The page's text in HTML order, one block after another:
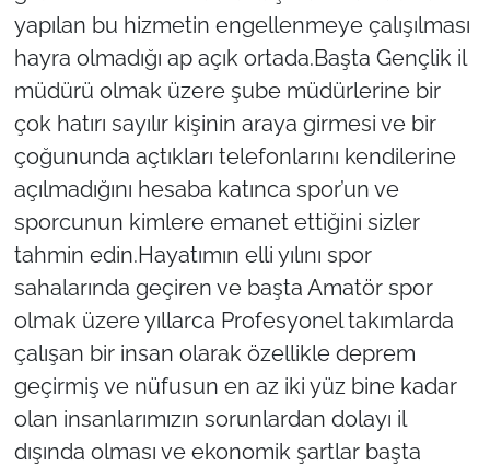
yapılan bu hizmetin engellenmeye çalışılması
hayra olmadığı ap açık ortada.Başta Gençlik il
müdürü olmak üzere şube müdürlerine bir
çok hatırı sayılır kişinin araya girmesi ve bir
çoğununda açtıkları telefonlarını kendilerine
açılmadığını hesaba katınca spor’un ve
sporcunun kimlere emanet ettiğini sizler
tahmin edin.Hayatımın elli yılını spor
sahalarında geçiren ve başta Amatör spor
olmak üzere yıllarca Profesyonel takımlarda
çalışan bir insan olarak özellikle deprem
geçirmiş ve nüfusun en az iki yüz bine kadar
olan insanlarımızın sorunlardan dolayı il
dışında olması ve ekonomik şartlar başta